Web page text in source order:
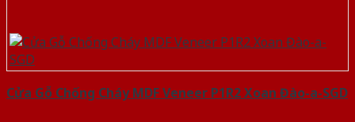
Cửa Gỗ Chống Cháy MDF Veneer P1R2 Xoan Đào-a-SGD